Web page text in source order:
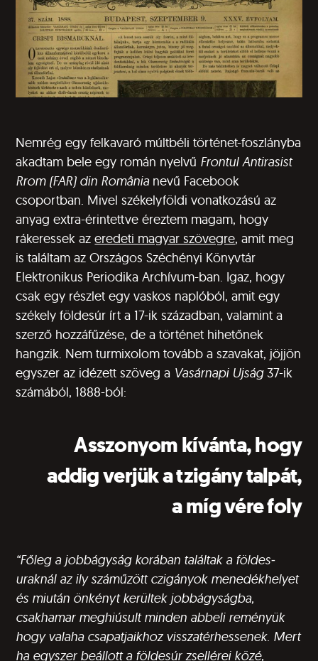
Nemrég egy felkavaró múltbéli történet-foszlányba
akadtam bele egy román nyelvű Frontul Antirasist
Rrom (FAR) din România nevű Facebook
csoportban. Mivel székelyföldi vonatkozású az
anyag extra-érintettve éreztem magam, hogy
rákeressek azeredeti magyar szövegre, amit meg
is találtam az Országos Széchényi Könyvtár
Elektronikus Periodika Archívum-ban. Igaz, hogy
csak egy részlet egy vaskos naplóból, amit egy
székely földesúr írt a 17-ik században, valamint a
szerző hozzáfűzése, de a történet hihetőnek
hangzik. Nem turmixolom tovább a szavakat, jöjjön
egyszer az idézett szöveg a Vasárnapi Ujság37-ik
számából, 1888-ból:
Asszonyom kívánta, hogy
addig verjük a tzigány talpát,
a míg vére foly
“Főleg a jobbágyság korában találtak a földes­
uraknál az ily száműzött czigányok menedékhe­lyet
és miután önkényt kerültek jobbágyságba,
csakhamar meghiúsult minden abbeli reményük
hogy valaha csapatjaikhoz visszatérhessenek. Mert
ha egyszer beállott a földesúr zsellérei közé,